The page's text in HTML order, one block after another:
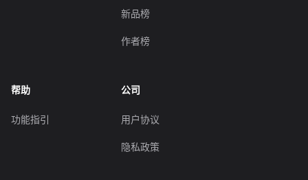
新品榜
作者榜
帮助
功能指引
公司
用户协议
隐私政策